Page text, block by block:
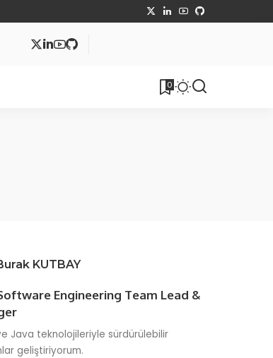
0
KUTBAY
Engineering Team Lead &
Java teknolojileriyle sürdürülebilir
geliştiriyorum.